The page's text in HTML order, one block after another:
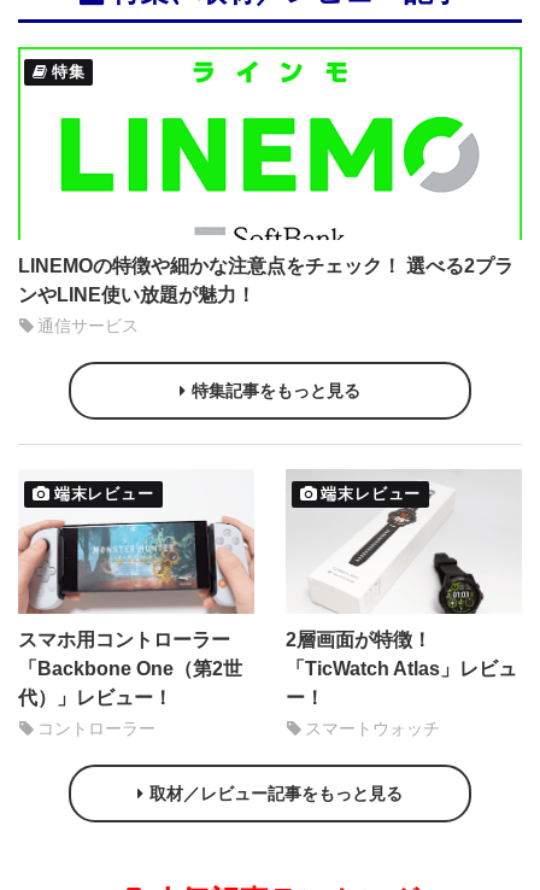
特集
LINEMOの特徴や細かな注意点をチェック！ 選べる2プラ
ンやLINE使い放題が魅力！
通信サービス
特集記事をもっと見る
端末レビュー
スマホ用コントローラー
「Backbone One（第2世
代）」レビュー！
コントローラー
端末レビュー
2層画面が特徴！
「TicWatch Atlas」レビュ
ー！
スマートウォッチ
取材／レビュー記事をもっと見る